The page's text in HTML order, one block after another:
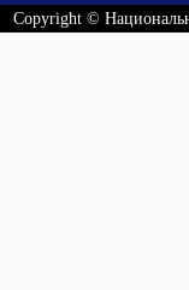
Copyright ©